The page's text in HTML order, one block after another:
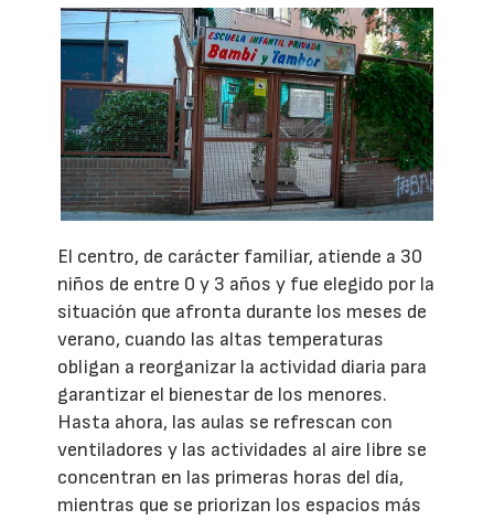
El centro, de carácter familiar, atiende a 30
niños de entre 0 y 3 años y fue elegido por la
situación que afronta durante los meses de
verano, cuando las altas temperaturas
obligan a reorganizar la actividad diaria para
garantizar el bienestar de los menores.
Hasta ahora, las aulas se refrescan con
ventiladores y las actividades al aire libre se
concentran en las primeras horas del día,
mientras que se priorizan los espacios más